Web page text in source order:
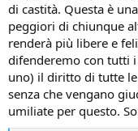
di castità. Questa è
peggiori di chiunque
renderà più libere e
difenderemo con tutti
uno) il diritto di tutte
senza che vengano
umiliate per questo.